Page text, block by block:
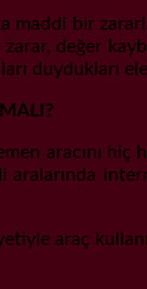
maddi bir
değer
duydukları
aracını
araç